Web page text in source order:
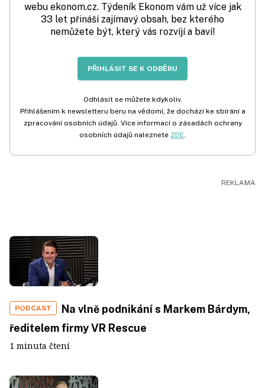
webu ekonom.cz. Týdeník Ekonom vám už více jak
33 let přináší zajímavý obsah, bez kterého
nemůžete být, který vás rozvíjí a baví!
PŘIHLÁSIT SE K ODBĚRU
Odhlásit se můžete kdykoliv.
Přihlášením k newsletteru beru na vědomí, že dochází ke sbírání a
zpracování osobních údajů. Více informací o zásadách ochrany
osobních údajů naleznete ZDE.
PODCAST
Na vlně podnikání s Markem Bárdym,
ředitelem firmy VR Rescue
1 minuta čtení